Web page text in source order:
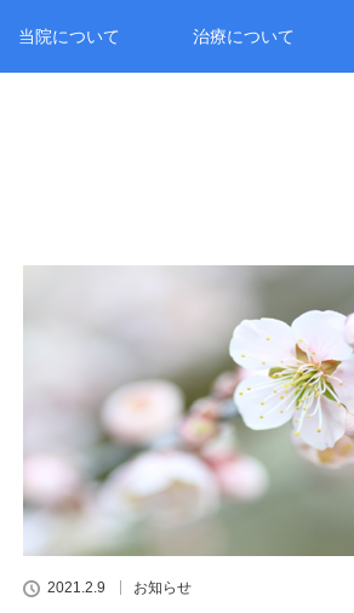
当院について 治療について
2021.2.9 お知らせ